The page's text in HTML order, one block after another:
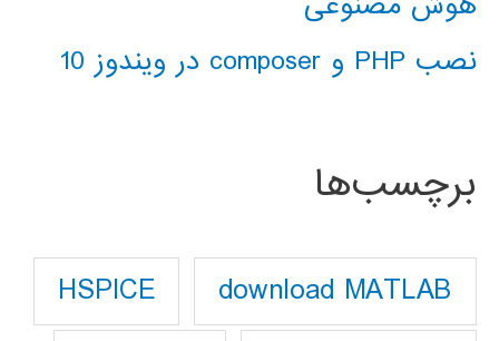
نصب PHP و composer در ویندوز 10
برچسب‌ها
download MATLAB
HSPICE